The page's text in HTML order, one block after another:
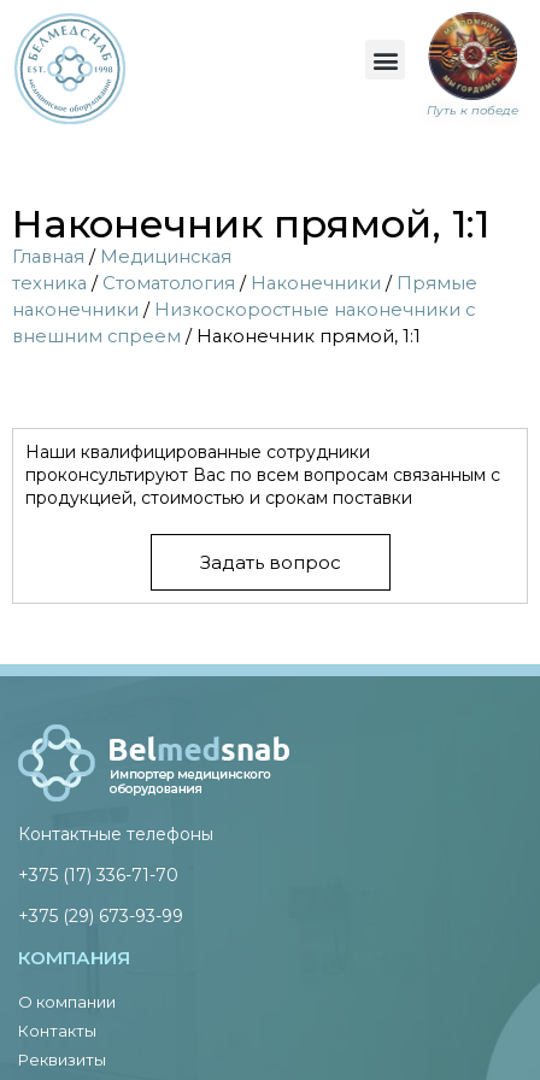
Путь к победе
Наконечник прямой, 1:1
Главная / Медицинская
техника / Стоматология / Наконечники / Прямые
наконечники / Низкоскоростные наконечники с
внешним спреем / Наконечник прямой, 1:1
Наши квалифицированные сотрудники
проконсультируют Вас по всем вопросам связанным с
продукцией, стоимостью и срокам поставки
Задать вопрос
Контактные телефоны
+375 (17) 336-71-70
+375 (29) 673-93-99
КОМПАНИЯ
О компании
Контакты
Реквизиты